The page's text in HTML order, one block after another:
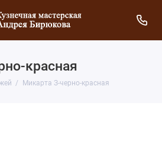
красная
Микарта З-черно-красная